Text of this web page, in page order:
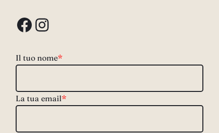
Facebook
Instagram
Il tuo nome*
La tua email*